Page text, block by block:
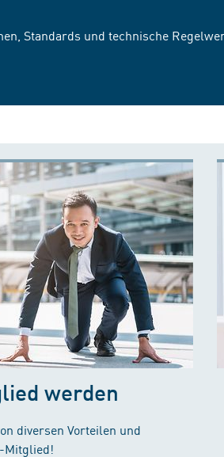
Standards und technische
werden
diversen Vorteilen und
Mitglied!